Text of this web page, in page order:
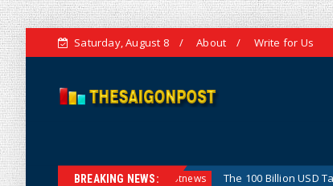
Saturday, August 8 About Write for Us
BREAKING NEWS:
Hotnews The 100 Billion USD Target for Agricultural,